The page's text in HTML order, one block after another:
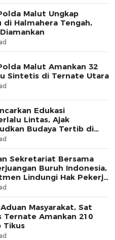
Malut Ungkap
di Halmahera Tengah,
Malut Amankan 32
Sintetis di Ternate Utara
Edukasi
Lintas, Ajak
Budaya Tertib di
Sekretariat Bersama
Buruh Indonesia,
Lindungi Hak Pekerja
Masyarakat, Sat
Ternate Amankan 210
Tikus